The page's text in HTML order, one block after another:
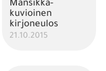
Mansikka-
kuvioinen
kirjoneulos
21.10.2015